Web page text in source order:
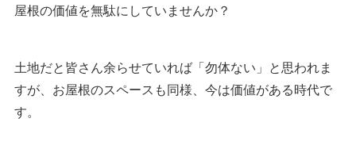
屋根の価値を無駄にしていませんか？
土地だと皆さん余らせていれば「勿体ない」と思われま
すが、お屋根のスペースも同様、今は価値がある時代で
す。